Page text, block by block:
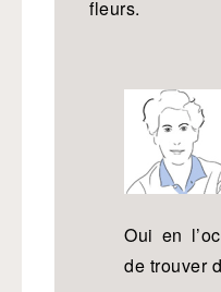
fleurs.
Oui en
de trouver